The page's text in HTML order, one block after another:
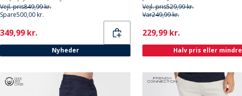
Vejl. pris849,99 kr.
Spare500,00 kr.
Current
349,99 kr.
Nyheder
Vejl. pris529,99 kr.
Var249,99 kr.
Current
229,99 kr.
Halv pris eller mindre